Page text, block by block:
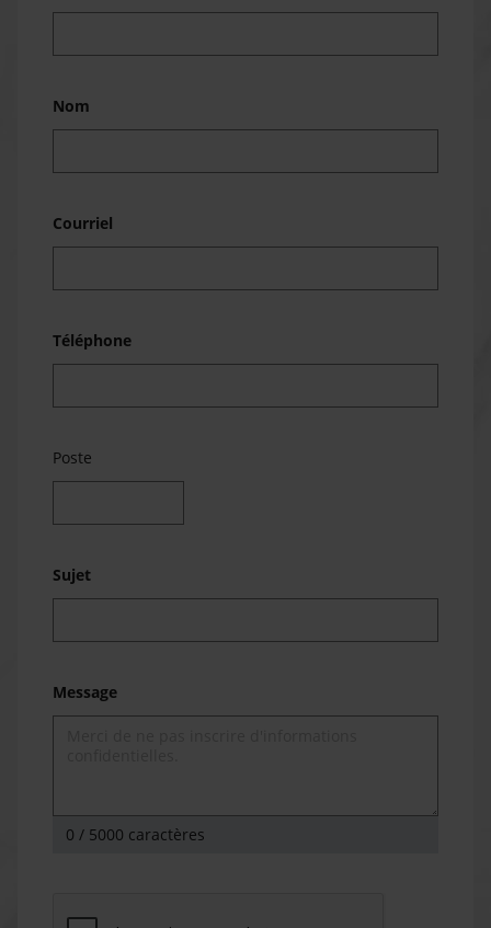
Nom
Courriel
Téléphone
Poste
Sujet
Message
0 / 5000 caractères